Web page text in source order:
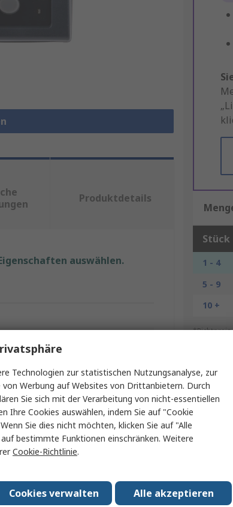
Stück
1 - 4
5 - 9
10 +
*Richtpreis
Produktdetails
auswählen.
Technologien zur statistischen Nutzungsanalyse, zur
von Werbung auf Websites von Drittanbietern. Durch
Sie sich mit der Verarbeitung von nicht-essentiellen
Ihre Cookies auswählen, indem Sie auf "Cookie
Sie dies nicht möchten, klicken Sie auf "Alle
bestimmte Funktionen einschränken. Weitere
Cookie-Richtlinie.
Alle akzeptieren
Cookies verwalten